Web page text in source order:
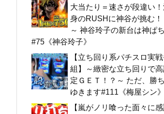
大当たり＝速さが段違い
身のRUSHに神谷が挑む！
～ 神谷玲子の新台は神ぱ
#75《神谷玲子》
【立ち回り系パチスロ実
組】～緻密な立ち回りで高
定ＧＥＴ！？～ ただ、勝
ゆきます#111《梅屋シン》
【嵐がノリ喰った面々に